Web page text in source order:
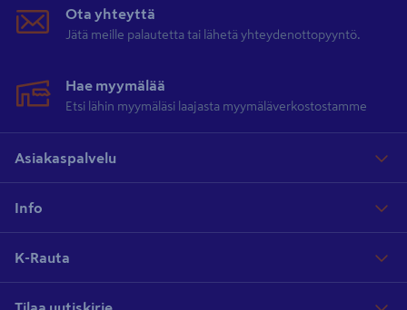
Ota yhteyttä
Jätä meille palautetta tai lähetä yhteydenottopyyntö.
Hae myymälää
Etsi lähin myymäläsi laajasta myymäläverkostostamme
Asiakaspalvelu
Info
K-Rauta